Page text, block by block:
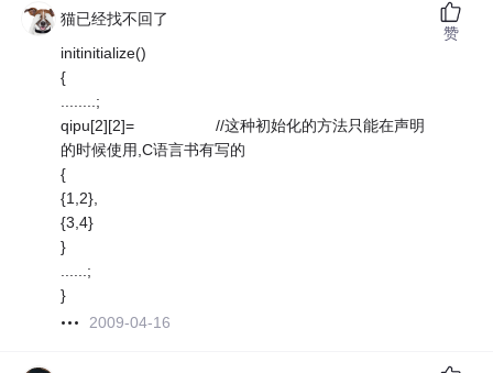
猫已经找不回了
initinitialize()
{
........;
qipu[2][2]= //这种初始化的方法只能在声明
的时候使用,C语言书有写的
{
{1,2},
{3,4}
}
......;
}
2009-04-16
赞